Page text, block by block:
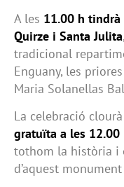
A les 11.00 h
Quirze i Santa Julita
tradicional
Enguany, les
Maria Solanellas
La celebració
gratuïta a les 12.00
tothom la història i
d’aquest